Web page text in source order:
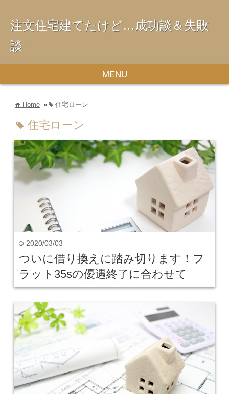
注文住宅建てたけど…成功談＆失敗
談
MENU
home Home » tag 住宅ローン
tag 住宅ローン
time 2020/03/03
ついに借り換えに踏み切ります！フ
ラット35sの優遇終了に合わせて